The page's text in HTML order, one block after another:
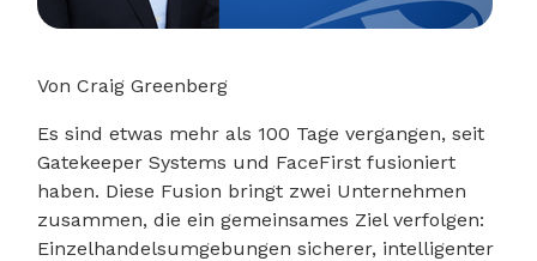
Von Craig Greenberg
Es sind etwas mehr als 100 Tage vergangen, seit
Gatekeeper Systems und FaceFirst fusioniert
haben. Diese Fusion bringt zwei Unternehmen
zusammen, die ein gemeinsames Ziel verfolgen:
Einzelhandelsumgebungen sicherer, intelligenter